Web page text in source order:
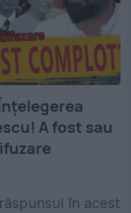
A fost sau
în acest